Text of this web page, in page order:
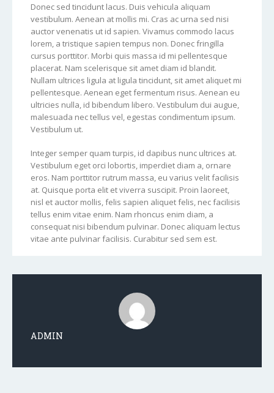
Donec sed tincidunt lacus. Duis vehicula aliquam
vestibulum. Aenean at mollis mi. Cras ac urna sed nisi
auctor venenatis ut id sapien. Vivamus commodo lacus
lorem, a tristique sapien tempus non. Donec fringilla
cursus porttitor. Morbi quis massa id mi pellentesque
placerat. Nam scelerisque sit amet diam id blandit.
Nullam ultrices ligula at ligula tincidunt, sit amet aliquet mi
pellentesque. Aenean eget fermentum risus. Aenean eu
ultricies nulla, id bibendum libero. Vestibulum dui augue,
malesuada nec tellus vel, egestas condimentum ipsum.
Vestibulum ut.
Integer semper quam turpis, id dapibus nunc ultrices at.
Vestibulum eget orci lobortis, imperdiet diam a, ornare
eros. Nam porttitor rutrum massa, eu varius velit facilisis
at. Quisque porta elit et viverra suscipit. Proin laoreet,
nisl et auctor mollis, felis sapien aliquet felis, nec facilisis
tellus enim vitae enim. Nam rhoncus enim diam, a
consequat nisi bibendum pulvinar. Donec aliquam lectus
vitae ante pulvinar facilisis. Curabitur sed sem est.
ADMIN